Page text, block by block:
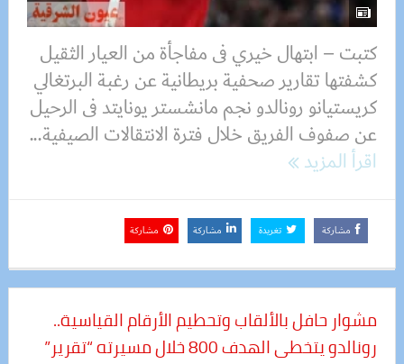
كتبت – ابتهال خيري فى مفاجأة من العيار الثقيل
كشفتها تقارير صحفية بريطانية عن رغبة البرتغالي
كريستيانو رونالدو نجم مانشستر يونايتد فى الرحيل
عن صفوف الفريق خلال فترة الانتقالات الصيفية...
اقرأ المزيد
مشاركة تغريدة مشاركة مشاركة
مشوار حافل بالألقاب وتحطيم الأرقام القياسية..
رونالدو يتخطى الهدف 800 خلال مسيرته “تقرير”